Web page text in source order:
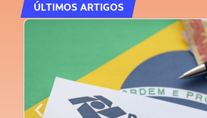
ÚLTIMOS ARTIGOS